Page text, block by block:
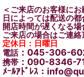
＜ご来店のお客様にお
日によっては配送の
開店時間が遅くなる場
ご来店の場合はご連絡
定休日：日曜日
電話：045-306-
携帯 ：090-8346-
ﾒｰﾙｱﾄﾞﾚｽ：